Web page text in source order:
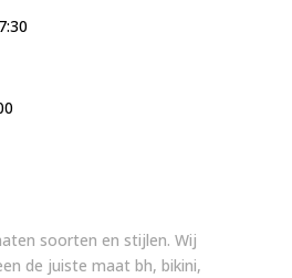
soorten en stijlen. Wij
de juiste maat bh, bikini,